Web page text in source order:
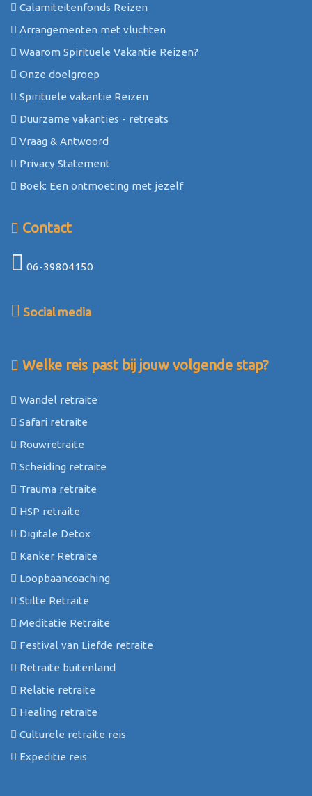
Calamiteitenfonds Reizen
Arrangementen met vluchten
Waarom Spirituele Vakantie Reizen?
Onze doelgroep
Spirituele vakantie Reizen
Duurzame vakanties - retreats
Vraag & Antwoord
Privacy Statement
Boek: Een ontmoeting met jezelf
Contact
06-39804150
Social media
Welke reis past bij jouw volgende stap?
Wandel retraite
Safari retraite
Rouwretraite
Scheiding retraite
Trauma retraite
HSP retraite
Digitale Detox
Kanker Retraite
Loopbaancoaching
Stilte Retraite
Meditatie Retraite
Festival van Liefde retraite
Retraite buitenland
Relatie retraite
Healing retraite
Culturele retraite reis
Expeditie reis